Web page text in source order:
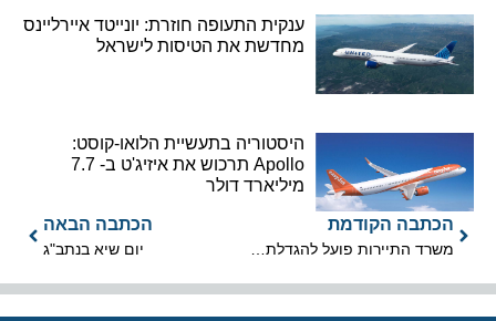
ענקית התעופה חוזרת: יונייטד איירליינס
מחדשת את הטיסות לישראל
היסטוריה בתעשיית הלואו-קוסט:
Apollo תרכוש את איזיג'ט ב- 7.7
מיליארד דולר
הכתבה הקודמת הכתבה הבאה
יום שיא בנתב"ג